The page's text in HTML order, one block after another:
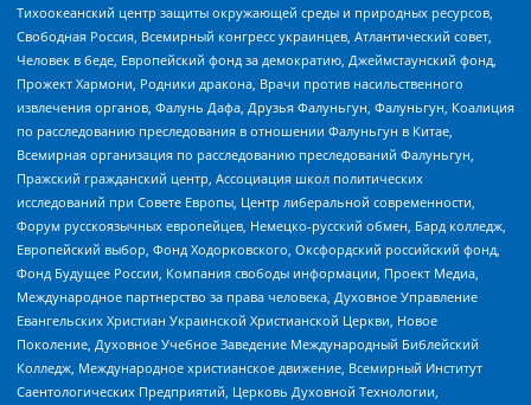
Тихоокеанский центр защиты окружающей среды и природных ресурсов,
Свободная Россия, Всемирный конгресс украинцев, Атлантический совет,
Человек в беде, Европейский фонд за демократию, Джеймстаунский фонд,
Прожект Хармони, Родники дракона, Врачи против насильственного
извлечения органов, Фалунь Дафа, Друзья Фалуньгун, Фалуньгун, Коалиция
по расследованию преследования в отношении Фалуньгун в Китае,
Всемирная организация по расследованию преследований Фалуньгун,
Пражский гражданский центр, Ассоциация школ политических
исследований при Совете Европы, Центр либеральной современности,
Форум русскоязычных европейцев, Немецко-русский обмен, Бард колледж,
Европейский выбор, Фонд Ходорковского, Оксфордский российский фонд,
Фонд Будущее России, Компания свободы информации, Проект Медиа,
Международное партнерство за права человека, Духовное Управление
Евангельских Христиан Украинской Христианской Церкви, Новое
Поколение, Духовное Учебное Заведение Международный Библейский
Колледж, Международное христианское движение, Всемирный Институт
Саентологических Предприятий, Церковь Духовной Технологии,